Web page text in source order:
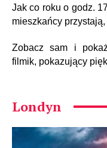
Jak co roku o godz.
mieszkańcy przystają,
Zobacz sam i
filmik, pokazujący
Londyn